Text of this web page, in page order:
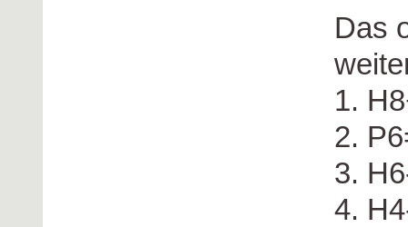
Das
1.
2.
3.
4.